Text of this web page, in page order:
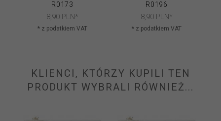
R0173
8,90 PLN*
* z podatkiem VAT
R0196
8,90 PLN*
* z podatkiem VAT
KLIENCI, KTÓRZY KUPILI TEN
PRODUKT WYBRALI RÓWNIEŻ...